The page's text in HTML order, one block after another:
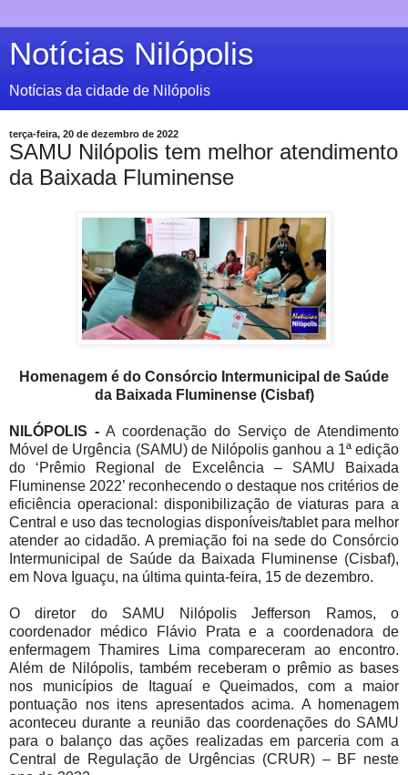
Notícias Nilópolis
Notícias da cidade de Nilópolis
terça-feira, 20 de dezembro de 2022
SAMU Nilópolis tem melhor atendimento
da Baixada Fluminense
Homenagem é do Consórcio Intermunicipal de Saúde
da Baixada Fluminense (Cisbaf)
NILÓPOLIS - A coordenação do Serviço de Atendimento
Móvel de Urgência (SAMU) de Nilópolis ganhou a 1ª edição
do ‘Prêmio Regional de Excelência – SAMU Baixada
Fluminense 2022’ reconhecendo o destaque nos critérios de
eficiência operacional: disponibilização de viaturas para a
Central e uso das tecnologias disponíveis/tablet para melhor
atender ao cidadão. A premiação foi na sede do Consórcio
Intermunicipal de Saúde da Baixada Fluminense (Cisbaf),
em Nova Iguaçu, na última quinta-feira, 15 de dezembro.
O diretor do SAMU Nilópolis Jefferson Ramos, o
coordenador médico Flávio Prata e a coordenadora de
enfermagem Thamires Lima compareceram ao encontro.
Além de Nilópolis, também receberam o prêmio as bases
nos municípios de Itaguaí e Queimados, com a maior
pontuação nos itens apresentados acima. A homenagem
aconteceu durante a reunião das coordenações do SAMU
para o balanço das ações realizadas em parceria com a
Central de Regulação de Urgências (CRUR) – BF neste